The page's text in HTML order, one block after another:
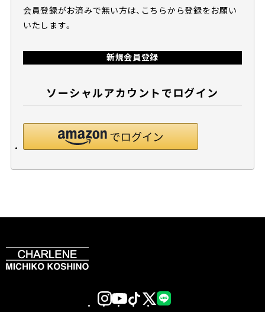
会員登録がお済みで無い方は、こちらから登録をお願い
いたします。
新規会員登録
ソーシャルアカウントでログイン